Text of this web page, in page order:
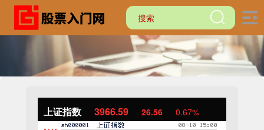
上证指数 3966.59 26.56 0.67%